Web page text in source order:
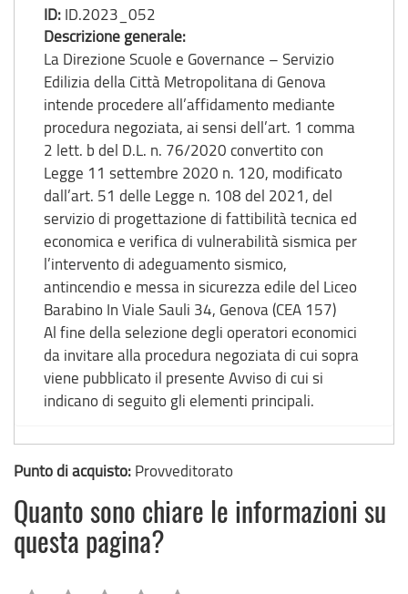
gara
attiva)
ID: ID.2023_052
Descrizione generale:
La Direzione Scuole e Governance – Servizio
Edilizia della Città Metropolitana di Genova
intende procedere all’affidamento mediante
procedura negoziata, ai sensi dell’art. 1 comma
2 lett. b del D.L. n. 76/2020 convertito con
Legge 11 settembre 2020 n. 120, modificato
dall’art. 51 delle Legge n. 108 del 2021, del
servizio di progettazione di fattibilità tecnica ed
economica e verifica di vulnerabilità sismica per
l’intervento di adeguamento sismico,
antincendio e messa in sicurezza edile del Liceo
Barabino In Viale Sauli 34, Genova (CEA 157)
Al fine della selezione degli operatori economici
da invitare alla procedura negoziata di cui sopra
viene pubblicato il presente Avviso di cui si
indicano di seguito gli elementi principali.
Punto di acquisto: Provveditorato
Quanto sono chiare le informazioni su
questa pagina?